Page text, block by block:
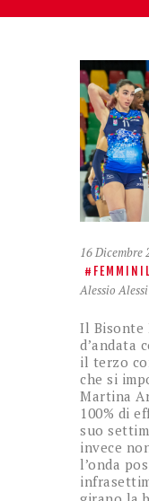
16 Dicembre
Alessio Alessi
Il Bisonte
d’andata
il terzo
che si
Martina
100% di
suo
invece
l’onda